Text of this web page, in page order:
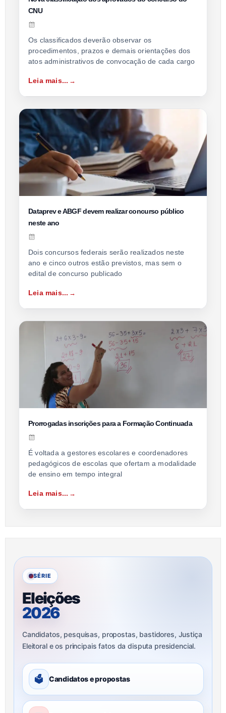
CNU
Os classificados deverão observar os
procedimentos, prazos e demais orientações dos
atos administrativos de convocação de cada cargo
Leia mais...
Dataprev e ABGF devem realizar concurso público
neste ano
Dois concursos federais serão realizados neste
ano e cinco outros estão previstos, mas sem o
edital de concurso publicado
Leia mais...
Prorrogadas inscrições para a Formação Continuada
É voltada a gestores escolares e coordenadores
pedagógicos de escolas que ofertam a modalidade
de ensino em tempo integral
Leia mais...
SÉRIE
Eleições
2026
Candidatos, pesquisas, propostas, bastidores, Justiça
Eleitoral e os principais fatos da disputa presidencial.
🗳 Candidatos e propostas